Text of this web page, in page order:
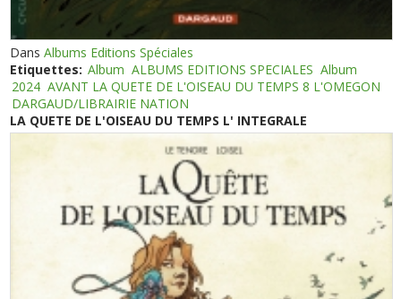
DansAlbums Editions Spéciales
Etiquettes: Album ALBUMS EDITIONS SPECIALES Album
2024 AVANT LA QUETE DE L'OISEAU DU TEMPS 8 L'OMEGON
DARGAUD/LIBRAIRIE NATION
LA QUETE DE L'OISEAU DU TEMPS L' INTEGRALE